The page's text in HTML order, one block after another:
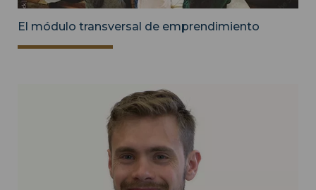
El módulo transversal de emprendimiento